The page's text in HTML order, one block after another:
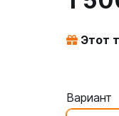
Этот
Вариант